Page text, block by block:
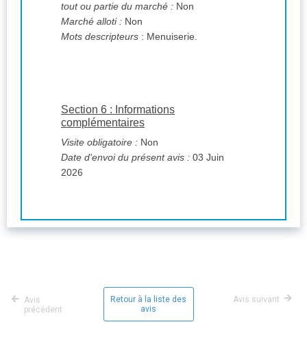
tout ou partie du marché : Non
Marché alloti : Non
Mots descripteurs : Menuiserie.
Section 6 : Informations
complémentaires
Visite obligatoire : Non
Date d'envoi du présent avis : 03 Juin
2026
Avis
précédent
Retour à la liste des
avis
Avis suivant